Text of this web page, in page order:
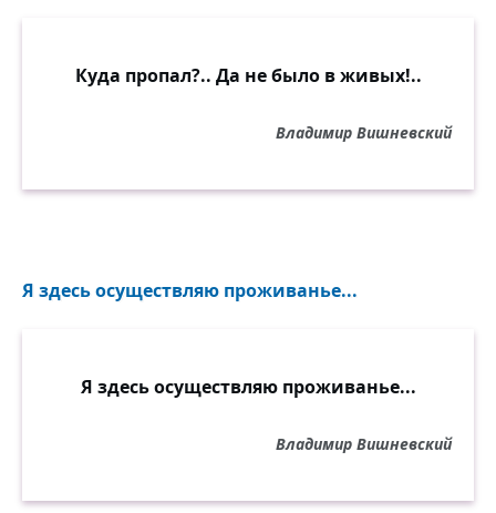
Куда пропал?.. Да не было в живых!..
Владимир Вишневский
Я здесь осуществляю проживанье...
Я здесь осуществляю проживанье...
Владимир Вишневский